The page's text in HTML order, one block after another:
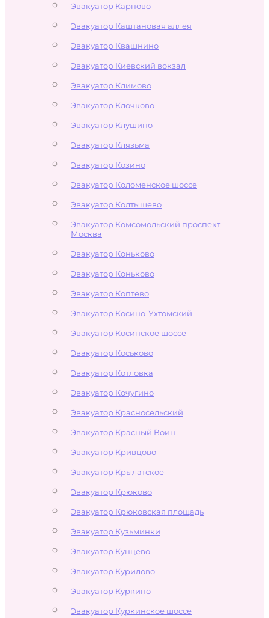
Эвакуатор Карпово
Эвакуатор Каштановая аллея
Эвакуатор Квашнино
Эвакуатор Киевский вокзал
Эвакуатор Климово
Эвакуатор Клочково
Эвакуатор Клушино
Эвакуатор Клязьма
Эвакуатор Козино
Эвакуатор Коломенское шоссе
Эвакуатор Колтышево
Эвакуатор Комсомольский проспект
Москва
Эвакуатор Коньково
Эвакуатор Коньково
Эвакуатор Коптево
Эвакуатор Косино-Ухтомский
Эвакуатор Косинское шоссе
Эвакуатор Коськово
Эвакуатор Котловка
Эвакуатор Кочугино
Эвакуатор Красносельский
Эвакуатор Красный Воин
Эвакуатор Кривцово
Эвакуатор Крылатское
Эвакуатор Крюково
Эвакуатор Крюковская площадь
Эвакуатор Кузьминки
Эвакуатор Кунцево
Эвакуатор Курилово
Эвакуатор Куркино
Эвакуатор Куркинское шоссе